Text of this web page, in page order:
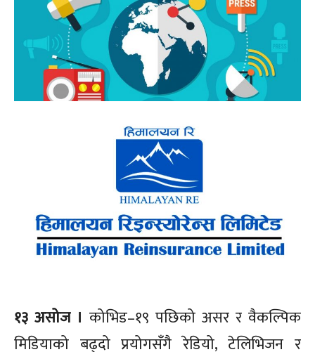
१३ असोज । कोभिड–१९ पछिको असर र वैकल्पिक
मिडियाको बढ्दो प्रयोगसँगै रेडियो, टेलिभिजन र